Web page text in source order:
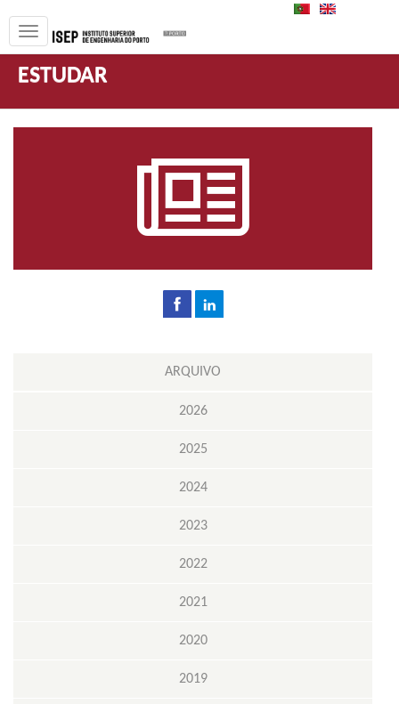
PT
ESTUDAR
ARQUIVO
2026
2025
2024
2023
2022
2021
2020
2019